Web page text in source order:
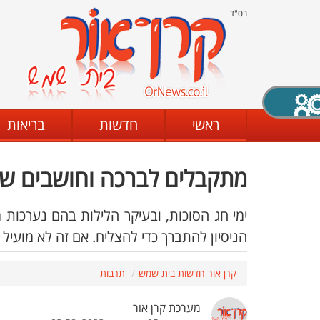
בס"ד
ראשי חדשות בריאות
מתקבלים לברכה וחושבים
ימי חג הסוכות, ובעיקר הלילות בהם
הניסיון להתברך כדי להצליח. אם זה לא
קרן אור חדשות בית שמש תרבות
מערכת קרן אור
X סגירה
מצב שחור - לבן קביעת ניגודיות